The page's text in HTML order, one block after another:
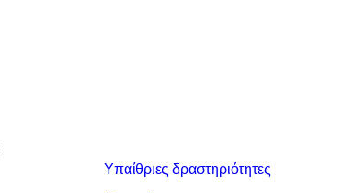
Υπαίθριες δραστηριότητες